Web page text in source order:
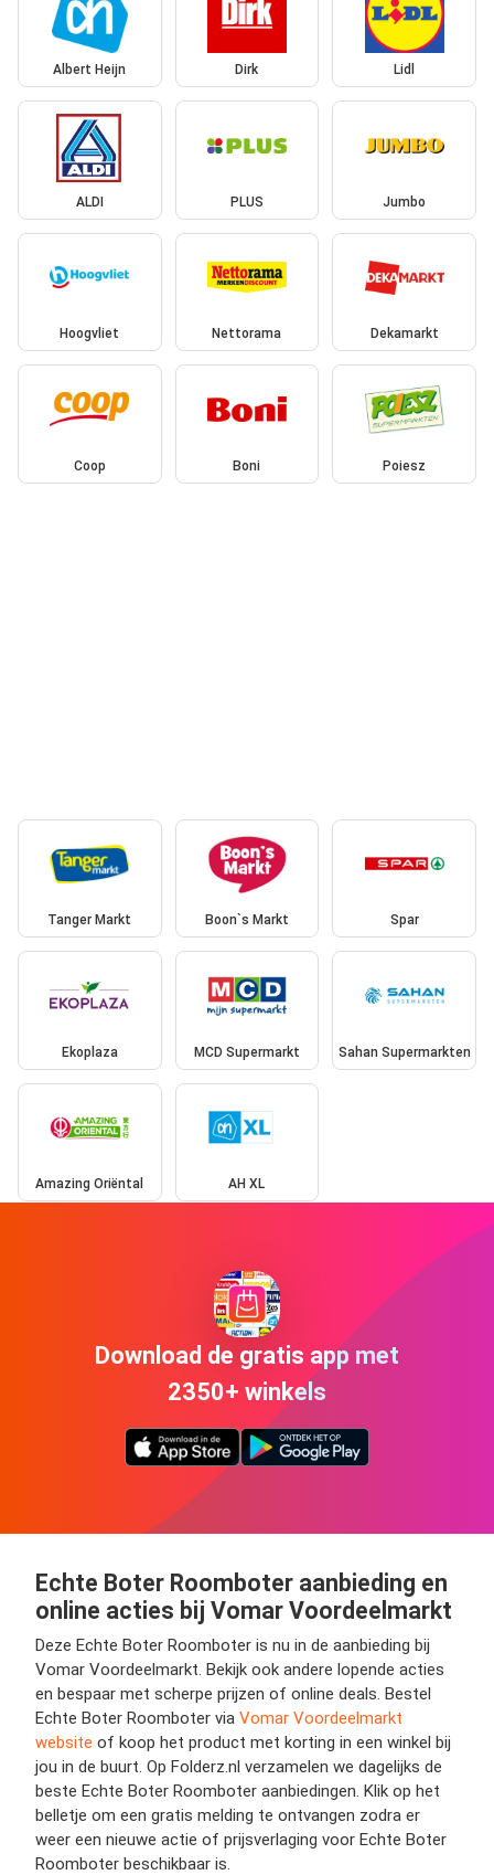
Albert Heijn Dirk Lidl
ALDI PLUS Jumbo
Hoogvliet Nettorama Dekamarkt
Coop Boni Poiesz
Tanger Markt Boon`s Markt Spar
Ekoplaza MCD Supermarkt Sahan Supermarkten
Amazing Oriëntal AH XL
Download de gratis app met
2350+ winkels
Echte Boter Roomboter aanbieding en
online acties bij Vomar Voordeelmarkt
Deze Echte Boter Roomboter is nu in de aanbieding bij
Vomar Voordeelmarkt. Bekijk ook andere lopende acties
en bespaar met scherpe prijzen of online deals. Bestel
Echte Boter Roomboter via Vomar Voordeelmarkt
website of koop het product met korting in een winkel bij
jou in de buurt. Op Folderz.nl verzamelen we dagelijks de
beste Echte Boter Roomboter aanbiedingen. Klik op het
belletje om een gratis melding te ontvangen zodra er
weer een nieuwe actie of prijsverlaging voor Echte Boter
Roomboter beschikbaar is.